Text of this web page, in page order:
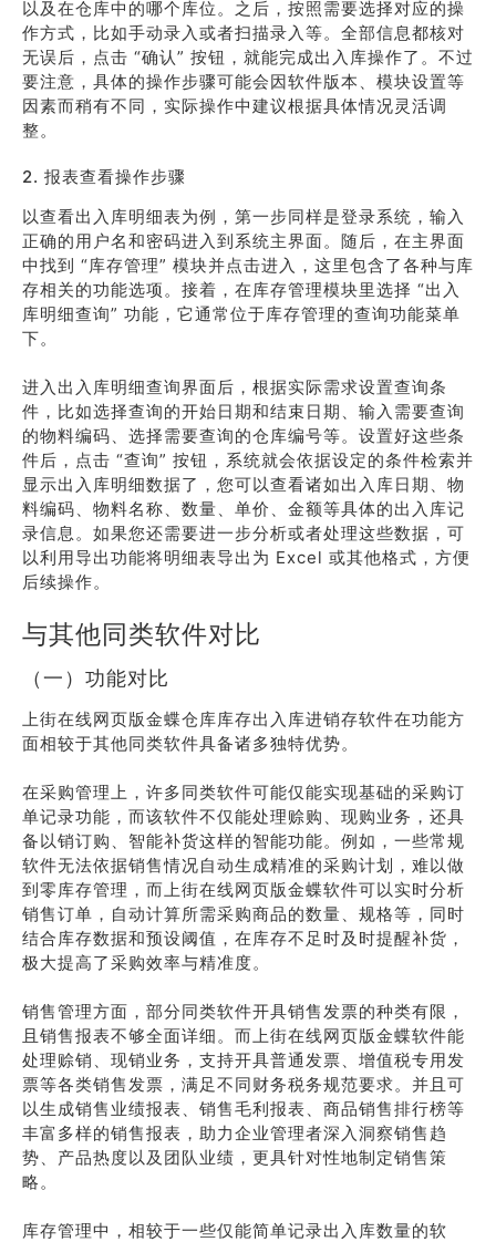
以及在仓库中的哪个库位。之后，按照需要选择对应的操
作方式，比如手动录入或者扫描录入等。全部信息都核对
无误后，点击 “确认” 按钮，就能完成出入库操作了。不过
要注意，具体的操作步骤可能会因软件版本、模块设置等
因素而稍有不同，实际操作中建议根据具体情况灵活调
整。
2. 报表查看操作步骤
以查看出入库明细表为例，第一步同样是登录系统，输入
正确的用户名和密码进入到系统主界面。随后，在主界面
中找到 “库存管理” 模块并点击进入，这里包含了各种与库
存相关的功能选项。接着，在库存管理模块里选择 “出入
库明细查询” 功能，它通常位于库存管理的查询功能菜单
下。
进入出入库明细查询界面后，根据实际需求设置查询条
件，比如选择查询的开始日期和结束日期、输入需要查询
的物料编码、选择需要查询的仓库编号等。设置好这些条
件后，点击 “查询” 按钮，系统就会依据设定的条件检索并
显示出入库明细数据了，您可以查看诸如出入库日期、物
料编码、物料名称、数量、单价、金额等具体的出入库记
录信息。如果您还需要进一步分析或者处理这些数据，可
以利用导出功能将明细表导出为 Excel 或其他格式，方便
后续操作。
与其他同类软件对比
（一）功能对比
上街在线网页版金蝶仓库库存出入库进销存软件在功能方
面相较于其他同类软件具备诸多独特优势。
在采购管理上，许多同类软件可能仅能实现基础的采购订
单记录功能，而该软件不仅能处理赊购、现购业务，还具
备以销订购、智能补货这样的智能功能。例如，一些常规
软件无法依据销售情况自动生成精准的采购计划，难以做
到零库存管理，而上街在线网页版金蝶软件可以实时分析
销售订单，自动计算所需采购商品的数量、规格等，同时
结合库存数据和预设阈值，在库存不足时及时提醒补货，
极大提高了采购效率与精准度。
销售管理方面，部分同类软件开具销售发票的种类有限，
且销售报表不够全面详细。而上街在线网页版金蝶软件能
处理赊销、现销业务，支持开具普通发票、增值税专用发
票等各类销售发票，满足不同财务税务规范要求。并且可
以生成销售业绩报表、销售毛利报表、商品销售排行榜等
丰富多样的销售报表，助力企业管理者深入洞察销售趋
势、产品热度以及团队业绩，更具针对性地制定销售策
略。
库存管理中，相较于一些仅能简单记录出入库数量的软